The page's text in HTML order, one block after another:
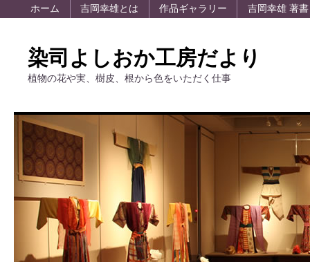
ホーム 吉岡幸雄とは 作品ギャラリー 吉岡幸雄 著書
染司よしおか工房だより
植物の花や実、樹皮、根から色をいただく仕事